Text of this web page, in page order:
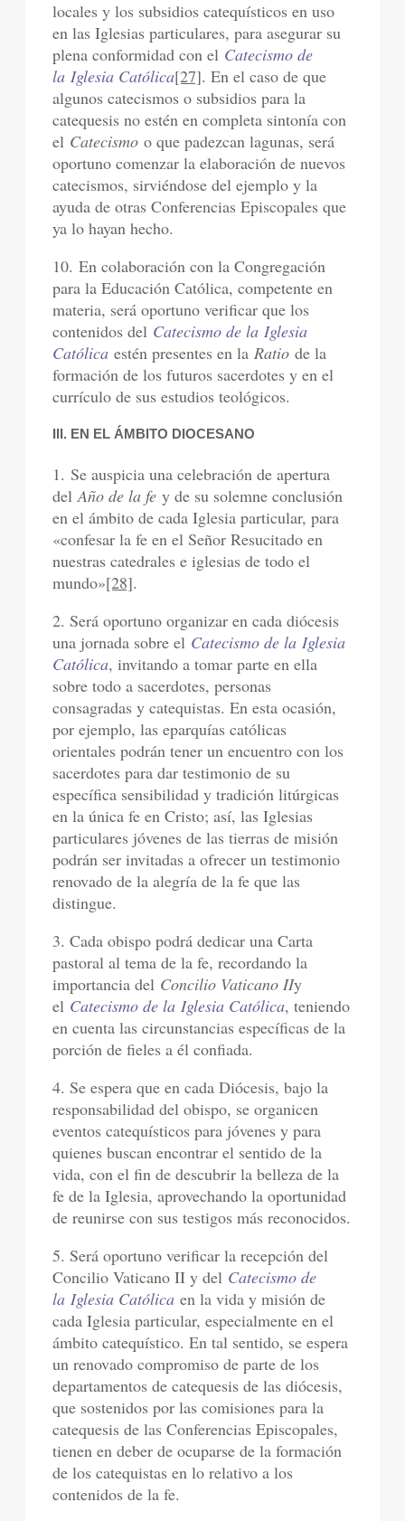
locales y los subsidios catequísticos en uso
en las Iglesias particulares, para asegurar su
plena conformidad con el Catecismo de
la Iglesia Católica[27]. En el caso de que
algunos catecismos o subsidios para la
catequesis no estén en completa sintonía con
el Catecismo o que padezcan lagunas, será
oportuno comenzar la elaboración de nuevos
catecismos, sirviéndose del ejemplo y la
ayuda de otras Conferencias Episcopales que
ya lo hayan hecho.
10. En colaboración con la Congregación
para la Educación Católica, competente en
materia, será oportuno verificar que los
contenidos del Catecismo de la Iglesia
Católica estén presentes en laRatio de la
formación de los futuros sacerdotes y en el
currículo de sus estudios teológicos.
III. EN EL ÁMBITO DIOCESANO
1. Se auspicia una celebración de apertura
delAño de la fe y de su solemne conclusión
en el ámbito de cada Iglesia particular, para
«confesar la fe en el Señor Resucitado en
nuestras catedrales e iglesias de todo el
mundo»[28].
2. Será oportuno organizar en cada diócesis
una jornada sobre el Catecismo de la Iglesia
Católica, invitando a tomar parte en ella
sobre todo a sacerdotes, personas
consagradas y catequistas. En esta ocasión,
por ejemplo, las eparquías católicas
orientales podrán tener un encuentro con los
sacerdotes para dar testimonio de su
específica sensibilidad y tradición litúrgicas
en la única fe en Cristo; así, las Iglesias
particulares jóvenes de las tierras de misión
podrán ser invitadas a ofrecer un testimonio
renovado de la alegría de la fe que las
distingue.
3. Cada obispo podrá dedicar una Carta
pastoral al tema de la fe, recordando la
importancia del Concilio Vaticano IIy
el Catecismo de la Iglesia Católica, teniendo
en cuenta las circunstancias específicas de la
porción de fieles a él confiada.
4. Se espera que en cada Diócesis, bajo la
responsabilidad del obispo, se organicen
eventos catequísticos para jóvenes y para
quienes buscan encontrar el sentido de la
vida, con el fin de descubrir la belleza de la
fe de la Iglesia, aprovechando la oportunidad
de reunirse con sus testigos más reconocidos.
5. Será oportuno verificar la recepción del
Concilio Vaticano II y del Catecismo de
la Iglesia Católica en la vida y misión de
cada Iglesia particular, especialmente en el
ámbito catequístico. En tal sentido, se espera
un renovado compromiso de parte de los
departamentos de catequesis de las diócesis,
que sostenidos por las comisiones para la
catequesis de las Conferencias Episcopales,
tienen en deber de ocuparse de la formación
de los catequistas en lo relativo a los
contenidos de la fe.